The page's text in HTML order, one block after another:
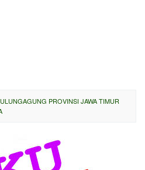
PROVINSI JAWA TIMUR